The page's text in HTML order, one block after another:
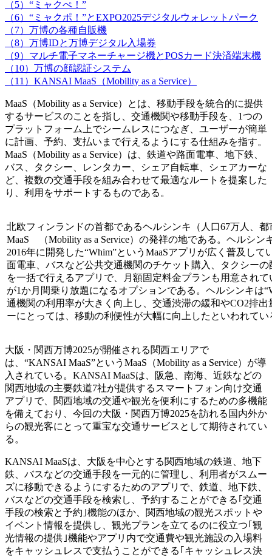
（5）“ミャクぺ！”
（6）“ミャクポ！”とEXPO2025デジタルウォレットパーク
（7）万博の各種自販機
（8）万博IDと万博デジタル入場券
（9）マルチ電子マネーチャージ機とPOSカード決済端末機
（10）万博の顔認証システム
（11）KANSAI MaaS（Mobility as a Service）
MaaS（Mobility as a Service）とは、移動手段を統合的に提供
するサービスのことを指し、交通機関や移動手段を、1つの
プラットフォーム上でシームレスにつなぎ、ユーザーが簡単
に計画、予約、支払いまで行えるようにする仕組みを指す。
MaaS（Mobility as a Service）は、鉄道や路面電車、地下鉄、
バス、タクシー、レンタカー、シェア自転車、シェアカーな
ど、複数の交通手段を組み合わせて最適なルートを提案した
り、利用をサポートするものである。
北欧フィンランドの首都であるヘルシンキ（人口67万人、
MaaS （Mobility as a Service）の発祥の地である。ヘルシン
2016年に開発した“Whim”というMaaSアプリが広く普及して
面電車、バスなど公共交通機関のチケット購入、タクシー
を一括で行えるアプリで、月額固定料金プランも用意され
が1か月間乗り放題になるオプションである。ヘルシンキは
通機関の利用率が大きく向上し、交通渋滞の緩和やCO2排
ーにとっては、移動の利便性が大幅に向上したといわれてい
大阪・関西万博2025が開催される関西エリアで
は、“KANSAI MaaS”というMaaS（Mobility as a Service）が導
入されている。KANSAI MaaSは、阪急、南海、近鉄などの
関西地域の主要鉄道7社が提供するスマートフォン向け交通
アプリで、関西地域の交通や観光を便利にするための多機能
を備えており、今回の大阪・関西万博2025を訪れる国内外か
らの観光客にとって重宝な交通サービスとして期待されてい
る。
KANSAI MaaSは、大阪を中心とする関西地域の鉄道、地下
鉄、バスなどの交通手段を一元的に管理し、利用者がスムー
ズに移動できるようにするためのアプリで、鉄道、地下鉄、
バスなどの交通手段を検索し、予約することができる｢交通
手段の検索と予約｣機能のほか、関西地域の観光スポットや
イベント情報を提供し、観光プランを立てるのに役立つ｢観
光情報の提供｣機能やアプリ内で交通費や観光施設の入場料
をキャッシュレスで支払うことができる｢キャッシュレス決